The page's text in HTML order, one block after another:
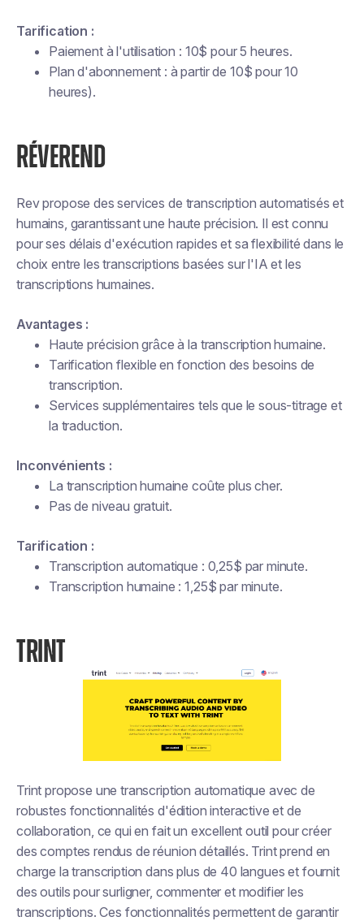
Tarification :
Paiement à l'utilisation : 10$ pour 5 heures.
Plan d'abonnement : à partir de 10$ pour 10
heures).
RÉVEREND
Rev propose des services de transcription automatisés et
humains, garantissant une haute précision. Il est connu
pour ses délais d'exécution rapides et sa flexibilité dans le
choix entre les transcriptions basées sur l'IA et les
transcriptions humaines.
Avantages :
Haute précision grâce à la transcription humaine.
Tarification flexible en fonction des besoins de
transcription.
Services supplémentaires tels que le sous-titrage et
la traduction.
Inconvénients :
La transcription humaine coûte plus cher.
Pas de niveau gratuit.
Tarification :
Transcription automatique : 0,25$ par minute.
Transcription humaine : 1,25$ par minute.
TRINT
Trint propose une transcription automatique avec de
robustes fonctionnalités d'édition interactive et de
collaboration, ce qui en fait un excellent outil pour créer
des comptes rendus de réunion détaillés. Trint prend en
charge la transcription dans plus de 40 langues et fournit
des outils pour surligner, commenter et modifier les
transcriptions. Ces fonctionnalités permettent de garantir